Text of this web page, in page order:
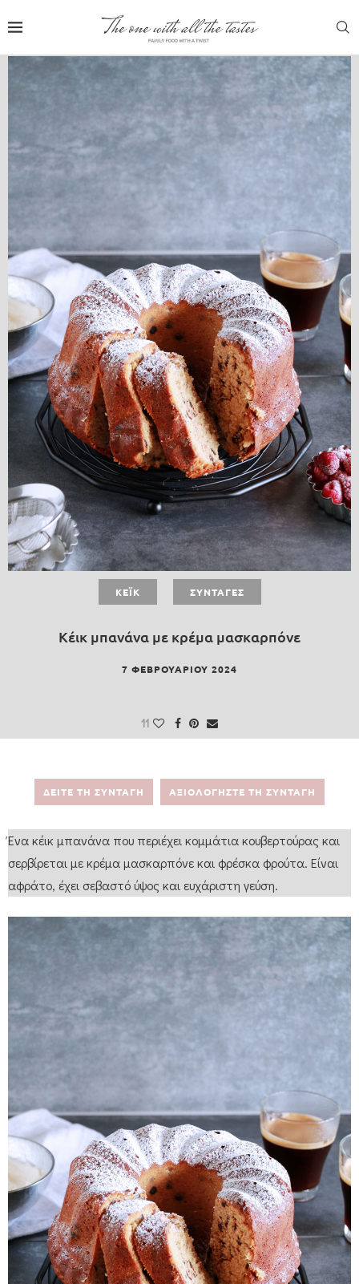
ΚΈΙΚ ΣΥΝΤΑΓΈΣ
Κέικ μπανάνα με κρέμα μασκαρπόνε
7 ΦΕΒΡΟΥΑΡΊΟΥ 2024
11
ΔΕΙΤΕ ΤΗ ΣΥΝΤΑΓΗ ΑΞΙΟΛΟΓΗΣΤΕ ΤΗ ΣΥΝΤΑΓΗ
Ένα κέικ μπανάνα που περιέχει κομμάτια κουβερτούρας και
σερβίρεται με κρέμα μασκαρπόνε και φρέσκα φρούτα. Είναι
αφράτο, έχει σεβαστό ύψος και ευχάριστη γεύση.